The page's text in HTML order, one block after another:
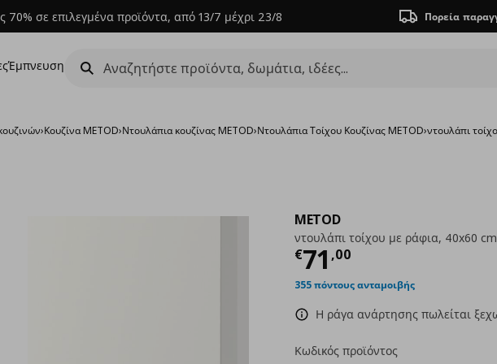
70% σε επιλεγμένα προϊόντα, από 13/7 μέχρι 23/8 Πορεία
Έμπνευση
›Κουζίνα METOD›Ντουλάπια κουζίνας METOD›Ντουλάπια Τοίχου Κουζίνας METOD›ντουλάπι
METOD
ντουλάπι τοίχου με ράφια, 40x60 cm
€71 ,00
Τρέχουσα τιμή
355 πόντους ανταμοιβής
Η ράγα ανάρτησης πωλείται
Κωδικός προϊόντος